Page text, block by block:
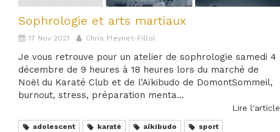
Sophrologie et arts martiaux
17 Nov 2021 Chris Pleynet-Fillol
Je vous retrouve pour un atelier de sophrologie samedi 4
décembre de 9 heures à 18 heures lors du marché de
Noël du Karaté Club et de l'Aïkibudo de DomontSommeil,
burnout, stress, préparation menta...
Lire l'article
adolescent karaté aïkibudo
sport